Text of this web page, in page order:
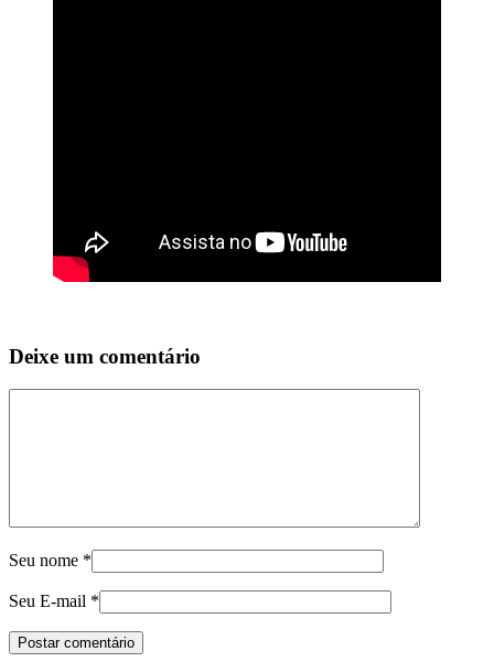
Deixe um comentário
Seu nome *
Seu E-mail *